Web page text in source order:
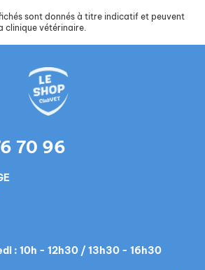
sont donnés à titre indicatif et peuvent
clinique vétérinaire.
70 96
: 10h - 12h30 / 13h30 - 16h30